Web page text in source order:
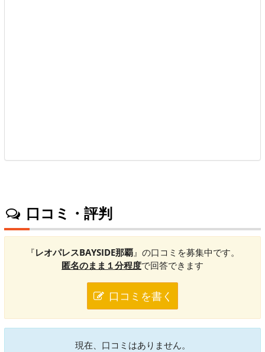
口コミ・評判
『レオパレスBAYSIDE那覇』の口コミを募集中です。
匿名のまま１分程度で回答できます
口コミを書く
現在、口コミはありません。